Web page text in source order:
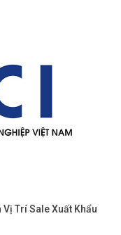
Trí Sale Xuất Khẩu